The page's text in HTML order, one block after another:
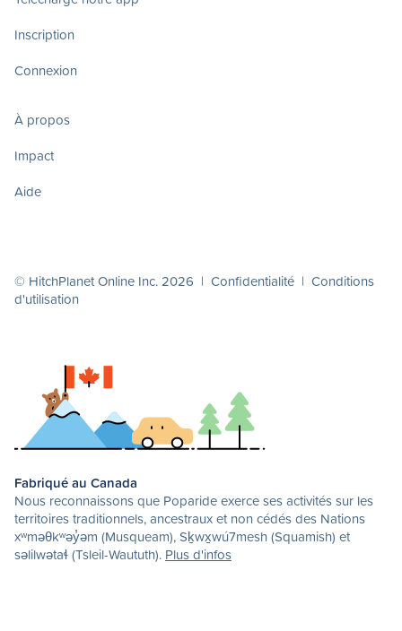
Inscription
Connexion
À propos
Impact
Aide
© HitchPlanet Online Inc. 2026 | Confidentialité | Conditions
d'utilisation
Fabriqué au Canada
Nous reconnaissons que Poparide exerce ses activités sur les
territoires traditionnels, ancestraux et non cédés des Nations
xʷməθkʷəy̓əm (Musqueam), Sḵwx̱wú7mesh (Squamish) et
səlilwətaɬ (Tsleil-Waututh). Plus d'infos